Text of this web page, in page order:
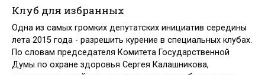
Клуб для избранных
Одна из самых громких депутатских инициатив середины
лета 2015 года - разрешить курение в специальных клубах.
По словам председателя Комитета Государственной
Думы по охране здоровья Сергея Калашникова,